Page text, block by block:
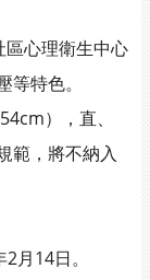
心理衛生中心
特色。
），直、
範，將不納入
14日。